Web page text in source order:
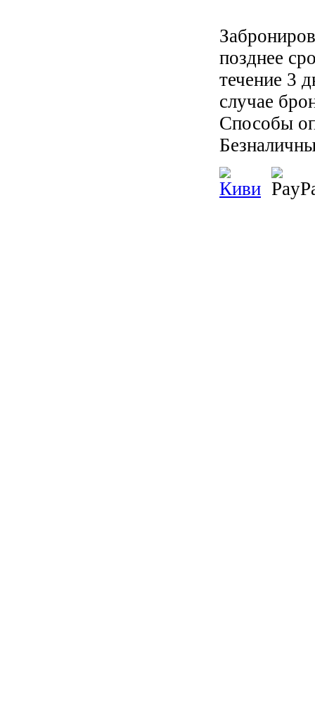
позднее
течение 3
случае
Способы